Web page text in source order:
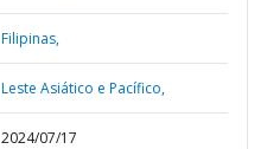
Filipinas,
Leste Asiático e Pacífico,
2024/07/17